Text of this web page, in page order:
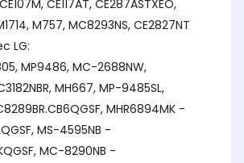
CE117AT, CE287ASTXEO,
M757, MC8293NS, CE2827NT
LG:
MP9486, MC-2688NW,
MH667, MP-9485SL,
MHR6894MK -
MS-4595NB -
MC-8290NB -